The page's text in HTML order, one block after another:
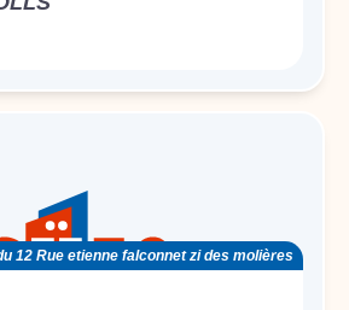
12 Rue etienne falconnet zi des molières